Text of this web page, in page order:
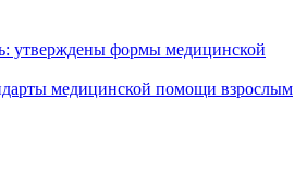
утверждены формы медицинской